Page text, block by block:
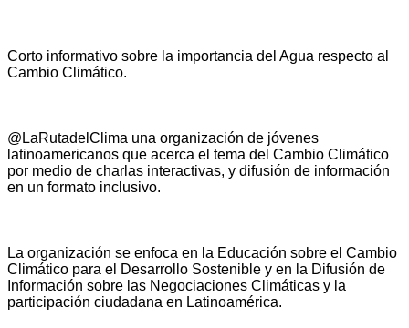
Corto informativo sobre la importancia del Agua respecto al
Cambio Climático.
@LaRutadelClima una organización de jóvenes
latinoamericanos que acerca el tema del Cambio Climático
por medio de charlas interactivas, y difusión de información
en un formato inclusivo.
La organización se enfoca en la Educación sobre el Cambio
Climático para el Desarrollo Sostenible y en la Difusión de
Información sobre las Negociaciones Climáticas y la
participación ciudadana en Latinoamérica.